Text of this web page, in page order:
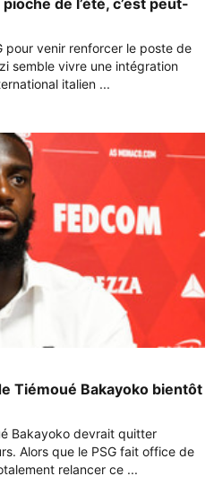
pour venir renforcer le poste de
semble vivre une intégration
italien ...
Tiémoué Bakayoko bientôt
Bakayoko devrait quitter
Alors que le PSG fait office de
relancer ce ...